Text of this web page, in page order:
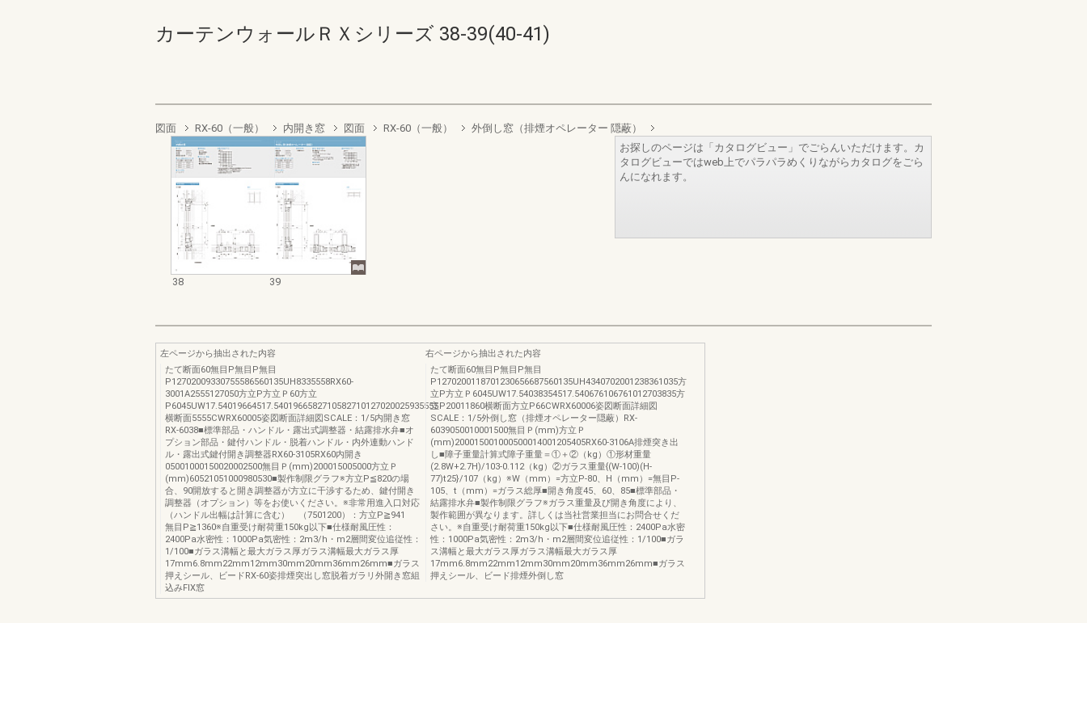
カーテンウォールＲＸシリーズ 38-39(40-41)
図面 RX-60（一般） 内開き窓 図面 RX-60（一般） 外倒し窓（排煙オペレーター 隠蔽）
38 39
お探しのページは「カタログビュー」でごらんいただけます。カ
タログビューではweb上でパラパラめくりながらカタログをごら
んになれます。
左ページから抽出された内容
たて断面60無目P無目P無目
P12702009330755586560135UH8335558RX60-
3001A2555127050方立P方立Ｐ60方立
P6045UW17.54019664517.5401966582710582710127020025935555
横断面5555CWRX60005姿図断面詳細図SCALE：1/5内開き窓
RX-6038■標準部品・ハンドル・露出式調整器・結露排水弁■オ
プション部品・鍵付ハンドル・脱着ハンドル・内外連動ハンド
ル・露出式鍵付開き調整器RX60-3105RX60内開き
05001000150020002500無目Ｐ(mm)200015005000方立Ｐ
(mm)60521051000980530■製作制限グラフ※方立P≦820の場
合、90開放すると開き調整器が方立に干渉するため、鍵付開き
調整器（オプション）等をお使いください。※非常用進入口対応
（ハンドル出幅は計算に含む） （7501200）：方立P≧941
無目P≧1360※自重受け耐荷重150kg以下■仕様耐風圧性：
2400Pa水密性：1000Pa気密性：2m3/h・m2層間変位追従性：
1/100■ガラス溝幅と最大ガラス厚ガラス溝幅最大ガラス厚
17mm6.8mm22mm12mm30mm20mm36mm26mm■ガラス
押えシール、ビードRX-60姿排煙突出し窓脱着ガラリ外開き窓組
込みFIX窓
右ページから抽出された内容
たて断面60無目P無目P無目
P1270200118701230656687560135UH4340702001238361035方
立P方立Ｐ6045UW17.54038354517.540676106761012703835方
立P20011860横断面方立P66CWRX60006姿図断面詳細図
SCALE：1/5外倒し窓（排煙オペレーター隠蔽）RX-
6039050010001500無目Ｐ(mm)方立Ｐ
(mm)200015001000500014001205405RX60-3106A排煙突き出
し■障子重量計算式障子重量＝①＋②（kg）①形材重量
(2.8W+2.7H)/103-0.112（kg）②ガラス重量{(W-100)(H-
77)t25}/107（kg）※W（mm）=方立P-80、H（mm）=無目P-
105、t（mm）=ガラス総厚■開き角度45、60、85■標準部品・
結露排水弁■製作制限グラフ※ガラス重量及び開き角度により、
製作範囲が異なります。詳しくは当社営業担当にお問合せくだ
さい。※自重受け耐荷重150kg以下■仕様耐風圧性：2400Pa水密
性：1000Pa気密性：2m3/h・m2層間変位追従性：1/100■ガラ
ス溝幅と最大ガラス厚ガラス溝幅最大ガラス厚
17mm6.8mm22mm12mm30mm20mm36mm26mm■ガラス
押えシール、ビード排煙外倒し窓